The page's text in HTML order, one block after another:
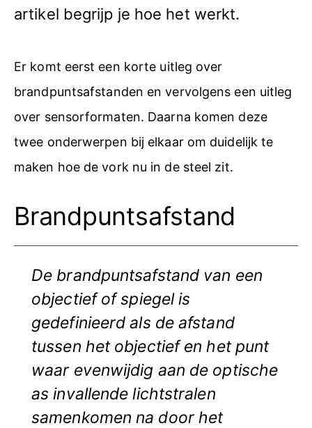
artikel begrijp je hoe het werkt.
Er komt eerst een korte uitleg over
brandpuntsafstanden en vervolgens een uitleg
over sensorformaten. Daarna komen deze
twee onderwerpen bij elkaar om duidelijk te
maken hoe de vork nu in de steel zit.
Brandpuntsafstand
De brandpuntsafstand van een
objectief of spiegel is
gedefinieerd als de afstand
tussen het objectief en het punt
waar evenwijdig aan de optische
as invallende lichtstralen
samenkomen na door het